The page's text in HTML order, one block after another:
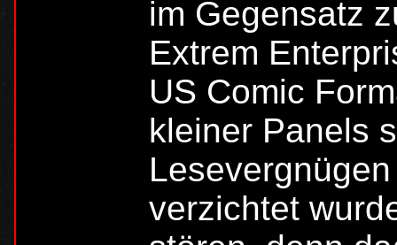
im Gegensatz
Extrem
US Comic
kleiner Panels
verzichtet